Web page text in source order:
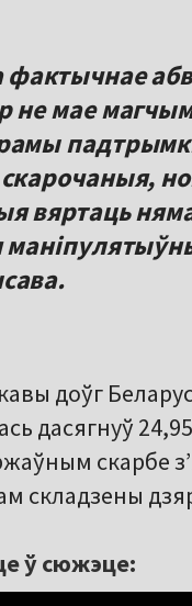
фактычнае
не мае
вяртаць
доўг
дасягнуў
скарбе
складзены
ў сюжэце: